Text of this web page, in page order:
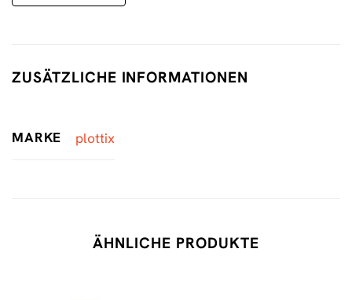
ZUSÄTZLICHE INFORMATIONEN
MARKE plottix
ÄHNLICHE PRODUKTE